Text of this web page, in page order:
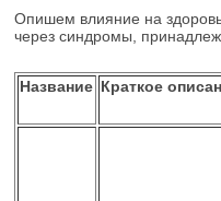
Опишем влияние на
через синдромы,
Название Краткое